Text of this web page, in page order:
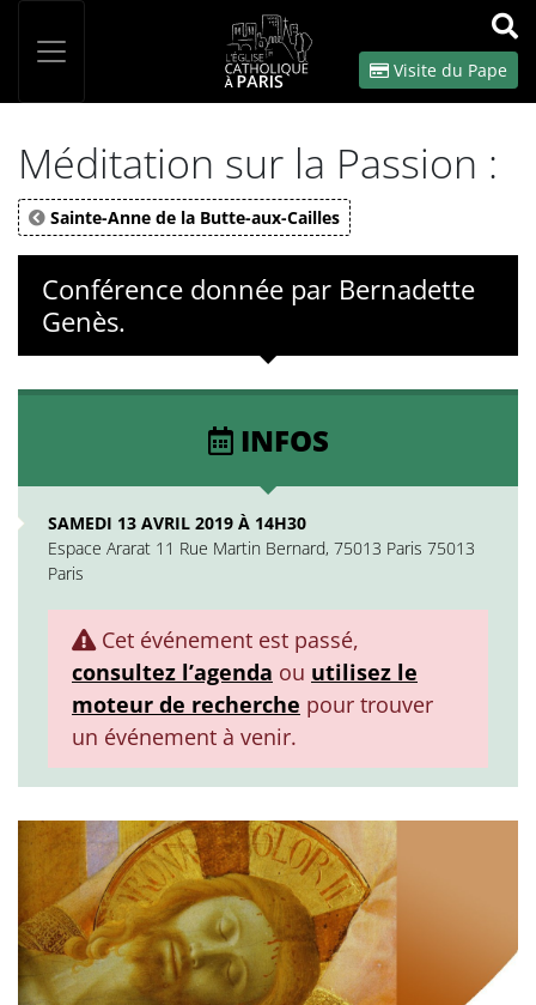
OK
Visite du Pape
Méditation sur la Passion :
Sainte-Anne de la Butte-aux-Cailles
Conférence donnée par Bernadette
Genès.
INFOS
SAMEDI 13 AVRIL 2019 À 14H30
Espace Ararat 11 Rue Martin Bernard, 75013 Paris 75013
Paris
Cet événement est passé,
consultez l’agenda ou utilisez le
moteur de recherche pour trouver
un événement à venir.
Panneau de gestion des cookies